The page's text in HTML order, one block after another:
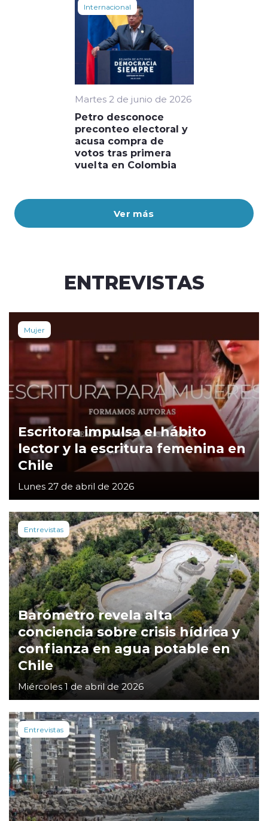
Ver más
Internacional
Martes 2 de junio de 2026
Petro desconoce
preconteo electoral y
acusa compra de
votos tras primera
vuelta en Colombia
ENTREVISTAS
Mujer
Escritora impulsa el hábito
lector y la escritura femenina en
Chile
Lunes 27 de abril de 2026
Entrevistas
Barómetro revela alta
conciencia sobre crisis hídrica y
confianza en agua potable en
Chile
Miércoles 1 de abril de 2026
Entrevistas